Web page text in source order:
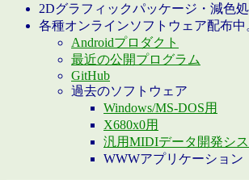
2Dグラフィックパッケージ・減色
各種オンラインソフトウェア配布中
Androidプロダクト
最近の公開プログラム
GitHub
過去のソフトウェア
Windows/MS-DOS用
X680x0用
汎用MIDIデータ開発シ
WWWアプリケーション